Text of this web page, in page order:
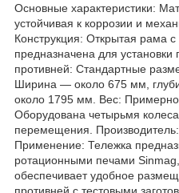
Основные характеристики:
устойчивая к коррозии и
Конструкция: Открытая рама
предназначена для
противней: Стандартные
Ширина — около 675 мм,
около 1795 мм. Вес: Примерно
Оборудована четырьмя
перемещения.
Применение: Тележка
ротационными печами
обеспечивает удобное
противней с тестовыми